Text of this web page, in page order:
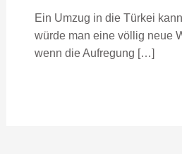
Ein Umzug in die Türkei
würde man eine völlig neue
wenn die Aufregung […]